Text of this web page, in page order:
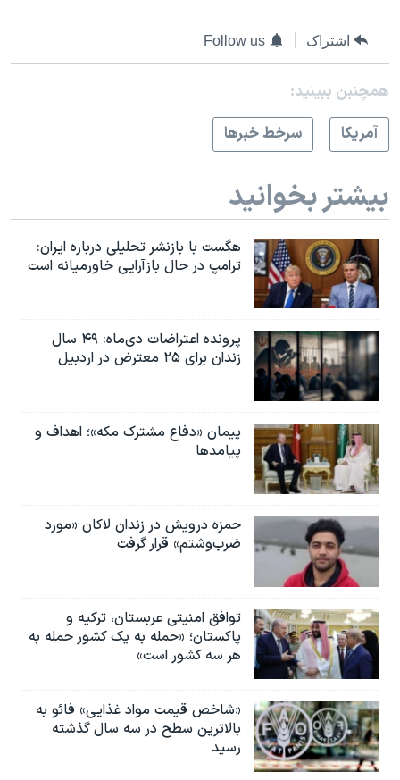
اشتراک Follow us
همچنبن ببینید:
آمريکا
سرخط خبرها
بیشتر بخوانید
هگست با بازنشر تحلیلی درباره ایران:
ترامپ در حال بازآرایی خاورمیانه است
پرونده اعتراضات دی‌ماه: ۴۹ سال
زندان برای ۲۵ معترض در اردبیل
پیمان «دفاع مشترک مکه»؛ اهداف و
پیامدها
حمزه درویش در زندان لاکان «مورد
ضرب‌وشتم» قرار گرفت
توافق امنیتی عربستان، ترکیه و
پاکستان؛ «حمله به یک کشور حمله به
هر سه کشور است»
«شاخص قیمت مواد غذایی» فائو به
بالاترین سطح در سه سال گذشته
رسید